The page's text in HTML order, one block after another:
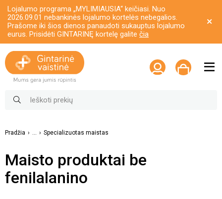
Lojalumo programa „MYLIMIAUSIA“ keičiasi. Nuo
2026.09.01 nebankinės lojalumo kortelės nebegalios.
Prašome iki šios dienos panaudoti sukauptus lojalumo
eurus. Prisidėti GINTARINĘ kortelę galite čia
Pradžia ... Specializuotas maistas
Maisto produktai be
fenilalanino